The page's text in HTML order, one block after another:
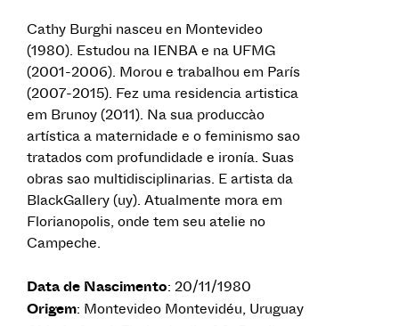
Cathy Burghi nasceu en Montevideo
(1980). Estudou na IENBA e na UFMG
(2001-2006). Morou e trabalhou em París
(2007-2015). Fez uma residencia artistica
em Brunoy (2011). Na sua produccào
artística a maternidade e o feminismo sao
tratados com profundidade e ironía. Suas
obras sao multidisciplinarias. E artista da
BlackGallery (uy). Atualmente mora em
Florianopolis, onde tem seu atelie no
Campeche.
Data de Nascimento: 20/11/1980
Origem: Montevideo Montevidéu, Uruguay